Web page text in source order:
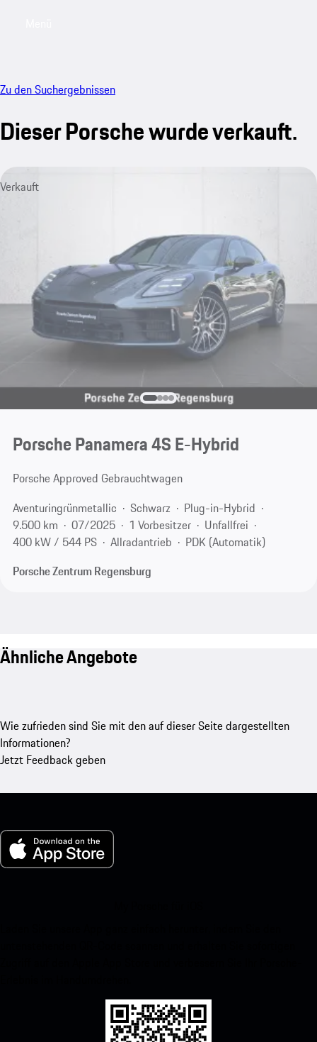
Zu den Suchergebnissen
Dieser Porsche wurde verkauft.
Verkauft
Porsche Panamera 4S E-Hybrid
Porsche Approved Gebrauchtwagen
Aventuringrünmetallic
Schwarz
Plug-in-Hybrid
9.500 km
07/2025 1 Vorbesitzer
Unfallfrei
400 kW / 544 PS
Allradantrieb
PDK (Automatik)
Porsche Zentrum Regensburg
Ähnliche Angebote
Wie zufrieden sind Sie mit den auf dieser Seite dargestellten
Informationen?
Jetzt Feedback geben